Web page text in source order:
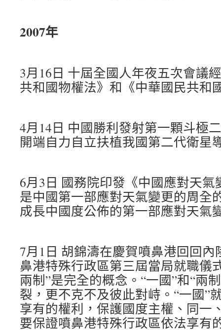
2007年
3月16日 十屆全國人年夜五次會議
共和國物權法》和《中華國民共和
4月14日 中國勝利發射第一顆斗極
開端自力自立扶植我國第二代衛星
6月3日 國務院印發《中國應對天
是中國第一部應對天氣變更的周全
成長中國度公佈的第一部應對天氣
7月1日 胡錦濤在慶賀噴鼻港回回內
鼻港特殊行政區第三屆當局就職儀
兩制”是完全的概念。“一國”和“兩
裂，更不克不及彼此對峙。“一國”
享有的權利，保護國度主權、同一
要保證噴鼻港特殊行政區依法享有